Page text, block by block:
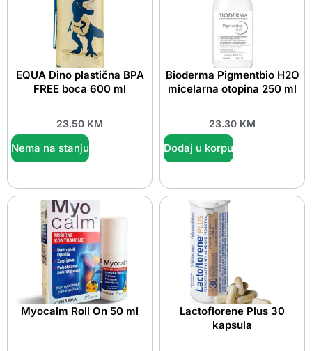
EQUA Dino plastična BPA
FREE boca 600 ml
23.50 KM
Nema na stanju
Bioderma Pigmentbio H2O
micelarna otopina 250 ml
23.30 KM
Dodaj u korpu
Myocalm Roll On 50 ml
Lactoflorene Plus 30
kapsula